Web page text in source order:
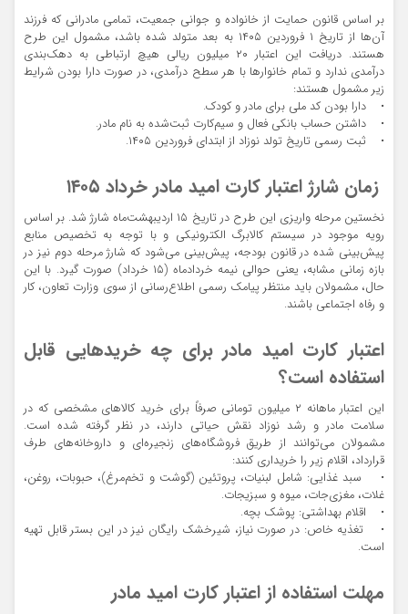
بر اساس قانون حمایت از خانواده و جوانی جمعیت، تمامی مادرانی که فرزند
آن‌ها از تاریخ ۱ فروردین ۱۴۰۵ به بعد متولد شده باشد، مشمول این طرح
هستند. دریافت این اعتبار ۲۰ میلیون ریالی هیچ ارتباطی به دهک‌بندی
درآمدی ندارد و تمام خانوارها با هر سطح درآمدی، در صورت دارا بودن شرایط
زیر مشمول هستند:
• دارا بودن کد ملی برای مادر و کودک.
• داشتن حساب بانکی فعال و سیم‌کارت ثبت‌شده به نام مادر.
• ثبت رسمی تاریخ تولد نوزاد از ابتدای فروردین ۱۴۰۵.
زمان شارژ اعتبار کارت امید مادر خرداد ۱۴۰۵
نخستین مرحله واریزی این طرح در تاریخ ۱۵ اردیبهشت‌ماه شارژ شد. بر اساس
رویه موجود در سیستم کالابرگ الکترونیکی و با توجه به تخصیص منابع
پیش‌بینی شده در قانون بودجه، پیش‌بینی می‌شود که شارژ مرحله دوم نیز در
بازه زمانی مشابه، یعنی حوالی نیمه خردادماه (۱۵ خرداد) صورت گیرد. با این
حال، مشمولان باید منتظر پیامک رسمی اطلاع‌رسانی از سوی وزارت تعاون، کار
و رفاه اجتماعی باشند.
اعتبار کارت امید مادر برای چه خریدهایی قابل
استفاده است؟
این اعتبار ماهانه ۲ میلیون تومانی صرفاً برای خرید کالاهای مشخصی که در
سلامت مادر و رشد نوزاد نقش حیاتی دارند، در نظر گرفته شده است.
مشمولان می‌توانند از طریق فروشگاه‌های زنجیره‌ای و داروخانه‌های طرف
قرارداد، اقلام زیر را خریداری کنند:
• سبد غذایی: شامل لبنیات، پروتئین (گوشت و تخم‌مرغ)، حبوبات، روغن،
غلات، مغزی‌جات، میوه و سبزیجات.
• اقلام بهداشتی: پوشک بچه.
• تغذیه خاص: در صورت نیاز، شیرخشک رایگان نیز در این بستر قابل تهیه
است.
مهلت استفاده از اعتبار کارت امید مادر